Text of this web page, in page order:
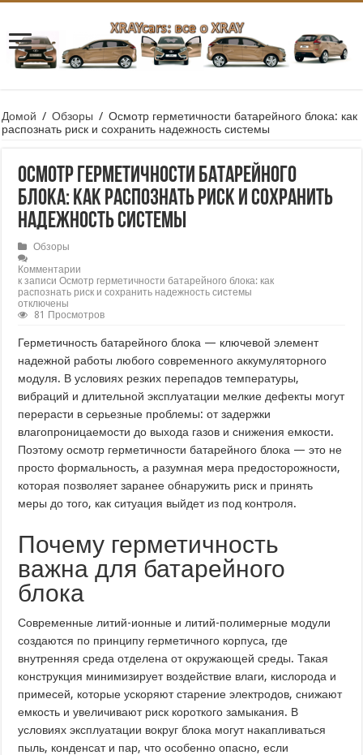
Домой / Обзоры / Осмотр герметичности батарейного блока: как
распознать риск и сохранить надежность системы
Осмотр герметичности батарейного
блока: как распознать риск и сохранить
надежность системы
Обзоры
Комментарии
к записи Осмотр герметичности батарейного блока: как
распознать риск и сохранить надежность системы
отключены
81 Просмотров
Герметичность батарейного блока — ключевой элемент
надежной работы любого современного аккумуляторного
модуля. В условиях резких перепадов температуры,
вибраций и длительной эксплуатации мелкие дефекты могут
перерасти в серьезные проблемы: от задержки
влагопроницаемости до выхода газов и снижения емкости.
Поэтому осмотр герметичности батарейного блока — это не
просто формальность, а разумная мера предосторожности,
которая позволяет заранее обнаружить риск и принять
меры до того, как ситуация выйдет из под контроля.
Почему герметичность
важна для батарейного
блока
Современные литий-ионные и литий-полимерные модули
создаются по принципу герметичного корпуса, где
внутренняя среда отделена от окружающей среды. Такая
конструкция минимизирует воздействие влаги, кислорода и
примесей, которые ускоряют старение электродов, снижают
емкость и увеличивают риск короткого замыкания. В
условиях эксплуатации вокруг блока могут накапливаться
пыль, конденсат и пар, что особенно опасно, если